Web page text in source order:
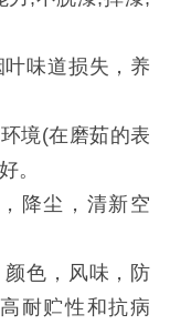
味道损失，养
境(在磨茹的表
。
降尘，清新空
色，风味，防
耐贮性和抗病